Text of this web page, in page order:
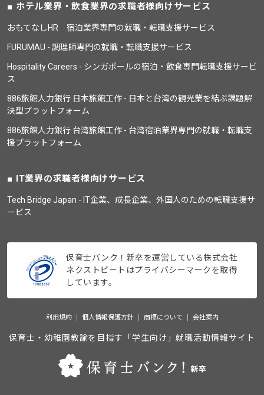
ホテル業界・飲食業界の求職者様向けサービス
おもてなしHR 宿泊業界専門の就職・転職支援サービス
FURUMAU - 調理師専門の就職・転職支援サービス
Hospitality Careers - シンガポールの宿泊・飲食専門転職支援サービ
ス
886旅館人力銀行 日本旅館工作 - 日本と台湾の観光業を結ぶ課題解
決型プラットフォーム
886旅館人力銀行 台湾旅館工作 - 台湾宿泊業界専門の就職・転職支
援プラットフォーム
IT業界の求職者様向けサービス
Tech Bridge Japan - IT企業、成長企業、外国人のための転職支援サ
ービス
保育士バンク！新卒を運営している株式会社
ネクストビートはプライバシーマークを取得
しています。
利用規約 個人情報保護方針 商標について 会社案内
保育士・幼稚園教諭を目指す「学生向け」就職活動情報サイト